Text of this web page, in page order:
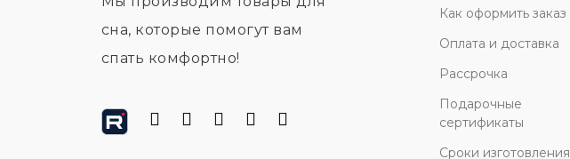
сна, которые помогут вам
спать комфортно!
Как оформить заказ
Оплата и доставка
Рассрочка
Подарочные
сертификаты
Сроки изготовления